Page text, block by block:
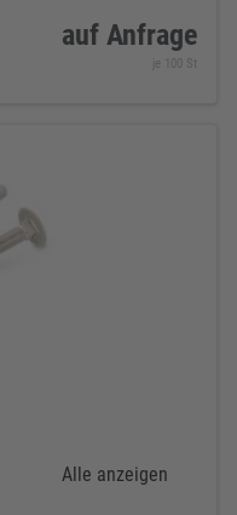
auf Anfrage
je 100 St
Alle anzeigen